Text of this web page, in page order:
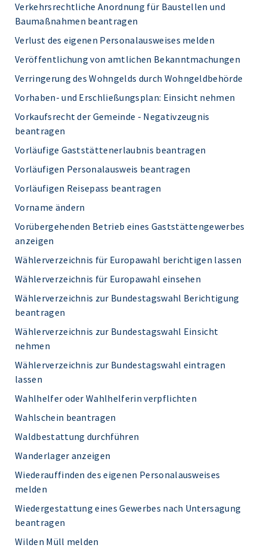
Verkehrsrechtliche Anordnung für Baustellen und
Baumaßnahmen beantragen
Verlust des eigenen Personalausweises melden
Veröffentlichung von amtlichen Bekanntmachungen
Verringerung des Wohngelds durch Wohngeldbehörde
Vorhaben- und Erschließungsplan: Einsicht nehmen
Vorkaufsrecht der Gemeinde - Negativzeugnis
beantragen
Vorläufige Gaststättenerlaubnis beantragen
Vorläufigen Personalausweis beantragen
Vorläufigen Reisepass beantragen
Vorname ändern
Vorübergehenden Betrieb eines Gaststättengewerbes
anzeigen
Wählerverzeichnis für Europawahl berichtigen lassen
Wählerverzeichnis für Europawahl einsehen
Wählerverzeichnis zur Bundestagswahl Berichtigung
beantragen
Wählerverzeichnis zur Bundestagswahl Einsicht
nehmen
Wählerverzeichnis zur Bundestagswahl eintragen
lassen
Wahlhelfer oder Wahlhelferin verpflichten
Wahlschein beantragen
Waldbestattung durchführen
Wanderlager anzeigen
Wiederauffinden des eigenen Personalausweises
melden
Wiedergestattung eines Gewerbes nach Untersagung
beantragen
Wilden Müll melden